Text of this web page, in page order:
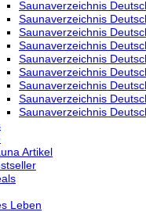
Saunaverzeichnis
Saunaverzeichnis
Saunaverzeichnis
Saunaverzeichnis
Saunaverzeichnis
Saunaverzeichnis
Saunaverzeichnis
Saunaverzeichnis
Saunaverzeichnis
Artikel
Leben